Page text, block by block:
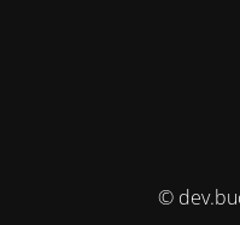
©